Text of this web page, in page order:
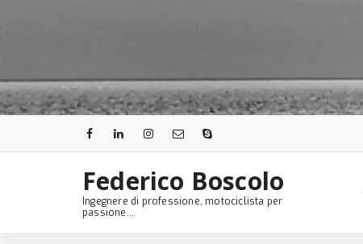
Federico Boscolo
Ingegnere di professione, motociclista per
passione...